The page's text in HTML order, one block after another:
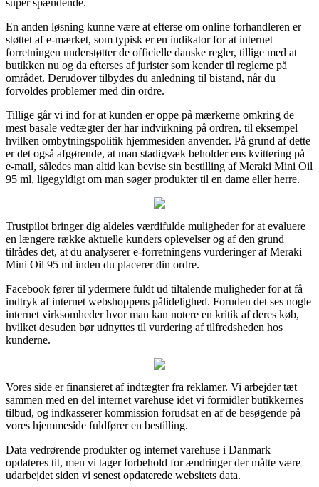
En anden løsning kunne være at efterse om online forhandleren er
støttet af e-mærket, som typisk er en indikator for at internet
forretningen understøtter de officielle danske regler, tillige med at
butikken nu og da efterses af jurister som kender til reglerne på
området. Derudover tilbydes du anledning til bistand, når du
forvoldes problemer med din ordre.
Tillige går vi ind for at kunden er oppe på mærkerne omkring de
mest basale vedtægter der har indvirkning på ordren, til eksempel
hvilken ombytningspolitik hjemmesiden anvender. På grund af dette
er det også afgørende, at man stadigvæk beholder ens kvittering på
e-mail, således man altid kan bevise sin bestilling af Meraki Mini Oil
95 ml, ligegyldigt om man søger produkter til en dame eller herre.
Trustpilot bringer dig aldeles værdifulde muligheder for at evaluere
en længere række aktuelle kunders oplevelser og af den grund
tilrådes det, at du analyserer e-forretningens vurderinger af Meraki
Mini Oil 95 ml inden du placerer din ordre.
Facebook fører til ydermere fuldt ud tiltalende muligheder for at få
indtryk af internet webshoppens pålidelighed. Foruden det ses nogle
internet virksomheder hvor man kan notere en kritik af deres køb,
hvilket desuden bør udnyttes til vurdering af tilfredsheden hos
kunderne.
Vores side er finansieret af indtægter fra reklamer. Vi arbejder tæt
sammen med en del internet varehuse idet vi formidler butikkernes
tilbud, og indkasserer kommission forudsat en af de besøgende på
vores hjemmeside fuldfører en bestilling.
Data vedrørende produkter og internet varehuse i Danmark
opdateres tit, men vi tager forbehold for ændringer der måtte være
udarbejdet siden vi senest opdaterede websitets data.